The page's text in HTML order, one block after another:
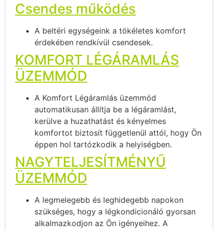
Csendes működés
A beltéri egységeink a tökéletes komfort
érdekében rendkívül csendesek.
KOMFORT LÉGÁRAMLÁS
ÜZEMMÓD
A Komfort Légáramlás üzemmód
automatikusan állítja be a légáramlást,
kerülve a huzathatást és kényelmes
komfortot biztosít függetlenül attól, hogy Ön
éppen hol tartózkodik a helyiségben.
NAGYTELJESÍTMÉNYŰ
ÜZEMMÓD
A legmelegebb és leghidegebb napokon
szükséges, hogy a légkondicionáló gyorsan
alkalmazkodjon az Ön igényeihez. A